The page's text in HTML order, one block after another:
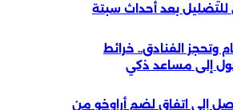
للتضليل بعد أحداث سبتة
وتحجز الفنادق.. خرائط
إلى مساعد ذكي
إلى اتفاق لضم أراوخو من